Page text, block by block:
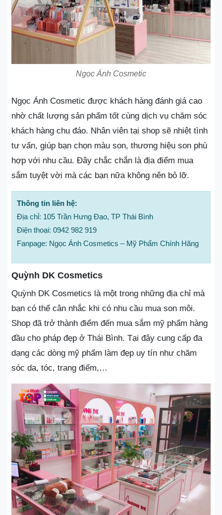
Ngọc Ánh Cosmetic
Ngọc Ánh Cosmetic được khách hàng đánh giá cao
nhờ chất lượng sản phẩm tốt cùng dịch vụ chăm sóc
khách hàng chu đáo. Nhân viên tại shop sẽ nhiệt tình
tư vấn, giúp bạn chọn màu son, thương hiệu son phù
hợp với nhu cầu. Đây chắc chắn là địa điểm mua
sắm tuyệt vời mà các bạn nữa không nên bỏ lỡ.
Thông tin liên hệ:
Địa chỉ: 105 Trần Hưng Đạo, TP Thái Bình
Điện thoại: 0942 982 919
Fanpage: Ngọc Ánh Cosmetics – Mỹ Phẩm Chính Hãng
Quỳnh DK Cosmetics
Quỳnh DK Cosmetics là một trong những địa chỉ mà
bạn có thể cân nhắc khi có nhu cầu mua son môi.
Shop đã trở thành điểm đến mua sắm mỹ phẩm hàng
đầu cho pháp đẹp ở Thái Bình. Tại đây cung cấp đa
dạng các dòng mỹ phẩm làm đẹp uy tín như chăm
sóc da, tóc, trang điểm,…